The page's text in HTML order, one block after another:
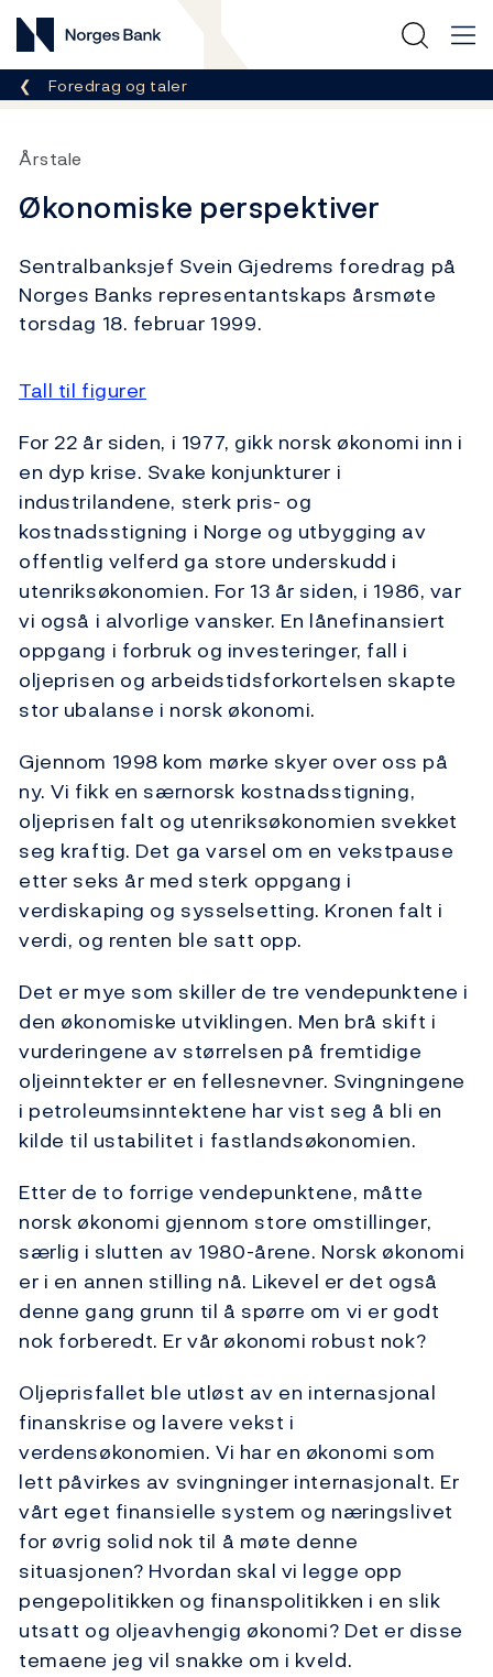
Norges Bank
Her er du nå:
Foredrag og taler
Årstale
Økonomiske perspektiver
Sentralbanksjef Svein Gjedrems foredrag på
Norges Banks representantskaps årsmøte
torsdag 18. februar 1999.
Tall til figurer
For 22 år siden, i 1977, gikk norsk økonomi inn i
en dyp krise. Svake konjunkturer i
industrilandene, sterk pris- og
kostnadsstigning i Norge og utbygging av
offentlig velferd ga store underskudd i
utenriksøkonomien. For 13 år siden, i 1986, var
vi også i alvorlige vansker. En lånefinansiert
oppgang i forbruk og investeringer, fall i
oljeprisen og arbeidstidsforkortelsen skapte
stor ubalanse i norsk økonomi.
Gjennom 1998 kom mørke skyer over oss på
ny. Vi fikk en særnorsk kostnadsstigning,
oljeprisen falt og utenriksøkonomien svekket
seg kraftig. Det ga varsel om en vekstpause
etter seks år med sterk oppgang i
verdiskaping og sysselsetting. Kronen falt i
verdi, og renten ble satt opp.
Det er mye som skiller de tre vendepunktene i
den økonomiske utviklingen. Men brå skift i
vurderingene av størrelsen på fremtidige
oljeinntekter er en fellesnevner. Svingningene
i petroleumsinntektene har vist seg å bli en
kilde til ustabilitet i fastlandsøkonomien.
Etter de to forrige vendepunktene, måtte
norsk økonomi gjennom store omstillinger,
særlig i slutten av 1980-årene. Norsk økonomi
er i en annen stilling nå. Likevel er det også
denne gang grunn til å spørre om vi er godt
nok forberedt. Er vår økonomi robust nok?
Oljeprisfallet ble utløst av en internasjonal
finanskrise og lavere vekst i
verdensøkonomien. Vi har en økonomi som
lett påvirkes av svingninger internasjonalt. Er
vårt eget finansielle system og næringslivet
for øvrig solid nok til å møte denne
situasjonen? Hvordan skal vi legge opp
pengepolitikken og finanspolitikken i en slik
utsatt og oljeavhengig økonomi? Det er disse
temaene jeg vil snakke om i kveld.